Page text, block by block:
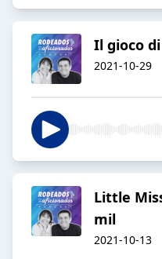
Il gioco
2021-10-29
Little
mil
2021-10-13